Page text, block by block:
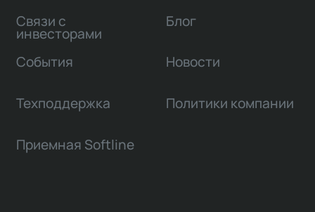
Связи с
инвесторами
Блог
События Новости
Техподдержка Политики компании
Приемная Softline